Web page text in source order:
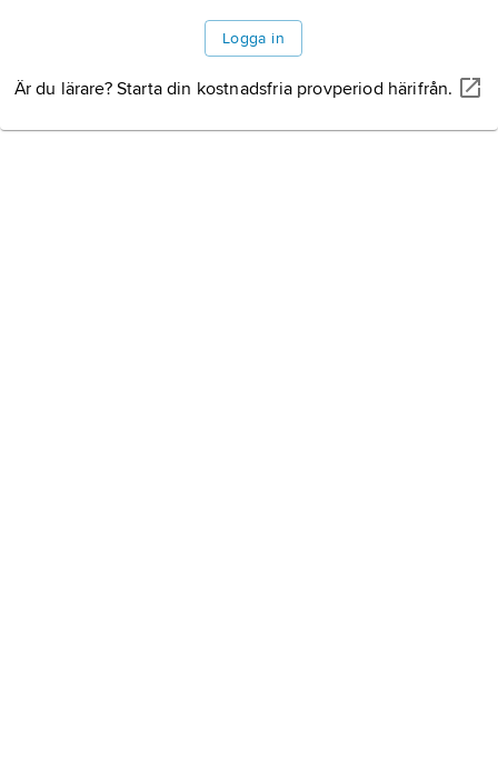
Logga in
Är du lärare? Starta din kostnadsfria provperiod härifrån.